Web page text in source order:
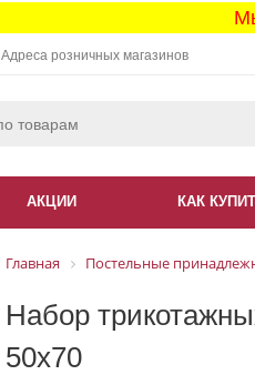
Адреса розничных магазинов
АКЦИИ КАК
Главная Постельные
Набор
50x70